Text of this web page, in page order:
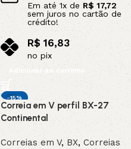
Em até 1x de R$ 17,72
sem juros no cartão de
crédito!
R$ 16,83
no pix
Adicionar ao carrinho
-15%
Correia em V perfil BX-27
Continental
Correias em V,BX, Correias